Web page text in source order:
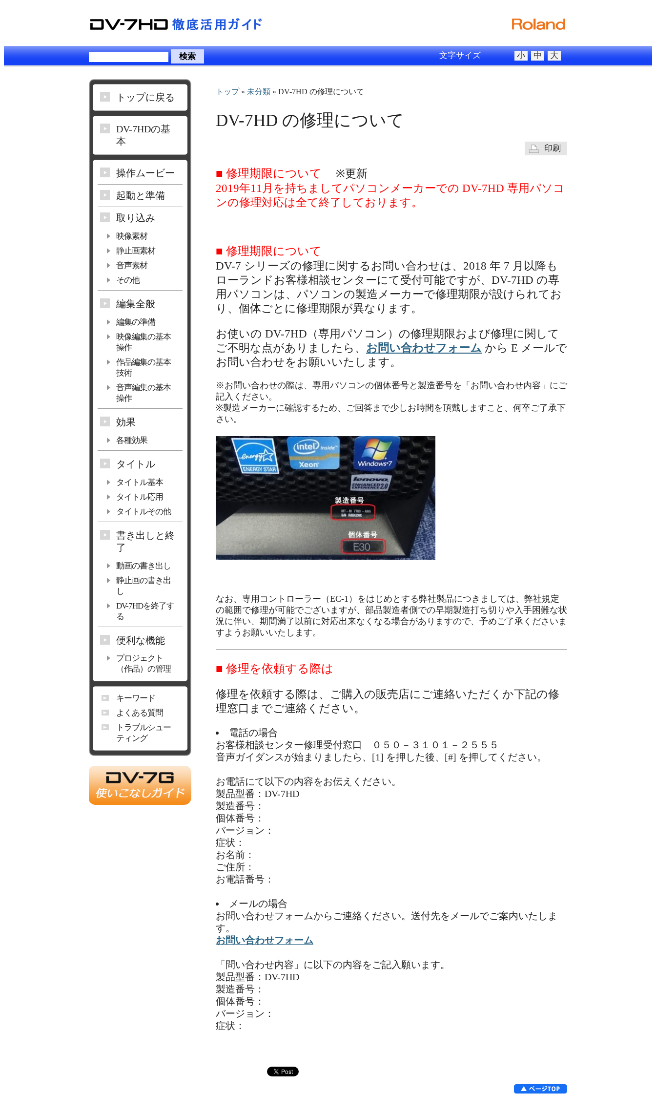
文字サイズ 小 中 大
トップ» 未分類 » DV-7HD の修理について
DV-7HD の修理について
印刷
■ 修理期限について
※更新
2019年11月を持ちましてパソコンメーカーでの DV-7HD 専用パソコ
ンの修理対応は全て終了しております。
■ 修理期限について
DV-7 シリーズの修理に関するお問い合わせは、2018 年 7 月以降も
ローランドお客様相談センターにて受付可能ですが、DV-7HD の専
用パソコンは、パソコンの製造メーカーで修理期限が設けられてお
り、個体ごとに修理期限が異なります。
お使いの DV-7HD（専用パソコン）の修理期限および修理に関して
ご不明な点がありましたら、 お問い合わせフォーム から E メールで
お問い合わせをお願いいたします。
※お問い合わせの際は、専用パソコンの個体番号と製造番号を「お問い合わせ内容」にご
記入ください。
※製造メーカーに確認するため、ご回答まで少しお時間を頂戴しますこと、何卒ご了承下
さい。
なお、専用コントローラー（EC-1）をはじめとする弊社製品につきましては、弊社規定
の範囲で修理が可能でございますが、部品製造者側での早期製造打ち切りや入手困難な状
況に伴い、期間満了以前に対応出来なくなる場合がありますので、予めご了承くださいま
すようお願いいたします。
■ 修理を依頼する際は
修理を依頼する際は、ご購入の販売店にご連絡いただくか下記の修
理窓口までご連絡ください。
電話の場合
お客様相談センター修理受付窓口 ０５０－３１０１－２５５５
音声ガイダンスが始まりましたら、[1] を押した後、[#] を押してください。
お電話にて以下の内容をお伝えください。
製品型番：DV-7HD
製造番号：
個体番号：
バージョン：
症状：
お名前：
ご住所：
お電話番号：
メールの場合
お問い合わせフォームからご連絡ください。送付先をメールでご案内いたしま
す。
お問い合わせフォーム
「問い合わせ内容」に以下の内容をご記入願います。
製品型番：DV-7HD
製造番号：
個体番号：
バージョン：
症状：
トップに戻る
DV-7HDの基
本
操作ムービー
起動と準備
取り込み
映像素材
静止画素材
音声素材
その他
編集全般
編集の準備
映像編集の基本
操作
作品編集の基本
技術
音声編集の基本
操作
効果
各種効果
タイトル
タイトル基本
タイトル応用
タイトルその他
書き出しと終
了
動画の書き出し
静止画の書き出
し
DV-7HDを終了す
る
便利な機能
プロジェクト
（作品）の管理
キーワード
よくある質問
トラブルシュー
ティング